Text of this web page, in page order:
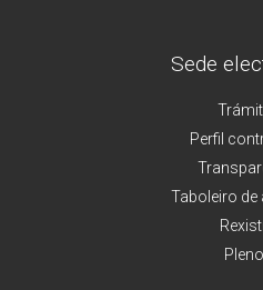
Sede
Perfil
Taboleiro de